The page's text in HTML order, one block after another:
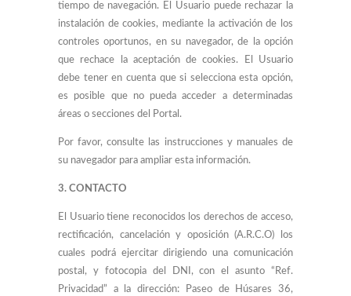
tiempo de navegación. El Usuario puede rechazar la
instalación de cookies, mediante la activación de los
controles oportunos, en su navegador, de la opción
que rechace la aceptación de cookies. El Usuario
debe tener en cuenta que si selecciona esta opción,
es posible que no pueda acceder a determinadas
áreas o secciones del Portal.
Por favor, consulte las instrucciones y manuales de
su navegador para ampliar esta información.
3. CONTACTO
El Usuario tiene reconocidos los derechos de acceso,
rectificación, cancelación y oposición (A.R.C.O) los
cuales podrá ejercitar dirigiendo una comunicación
postal, y fotocopia del DNI, con el asunto “Ref.
Privacidad” a la dirección: Paseo de Húsares 36,